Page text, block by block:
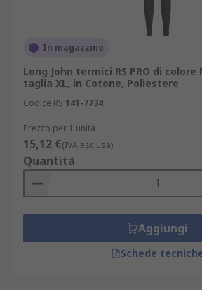
In magazzino
Long John termici RS PRO di colore
taglia XL, in Cotone, Poliestere
Codice RS 141-7734
Prezzo per 1 unità
15,12 €(IVA esclusa)
Quantità
Aggiungi
Schede